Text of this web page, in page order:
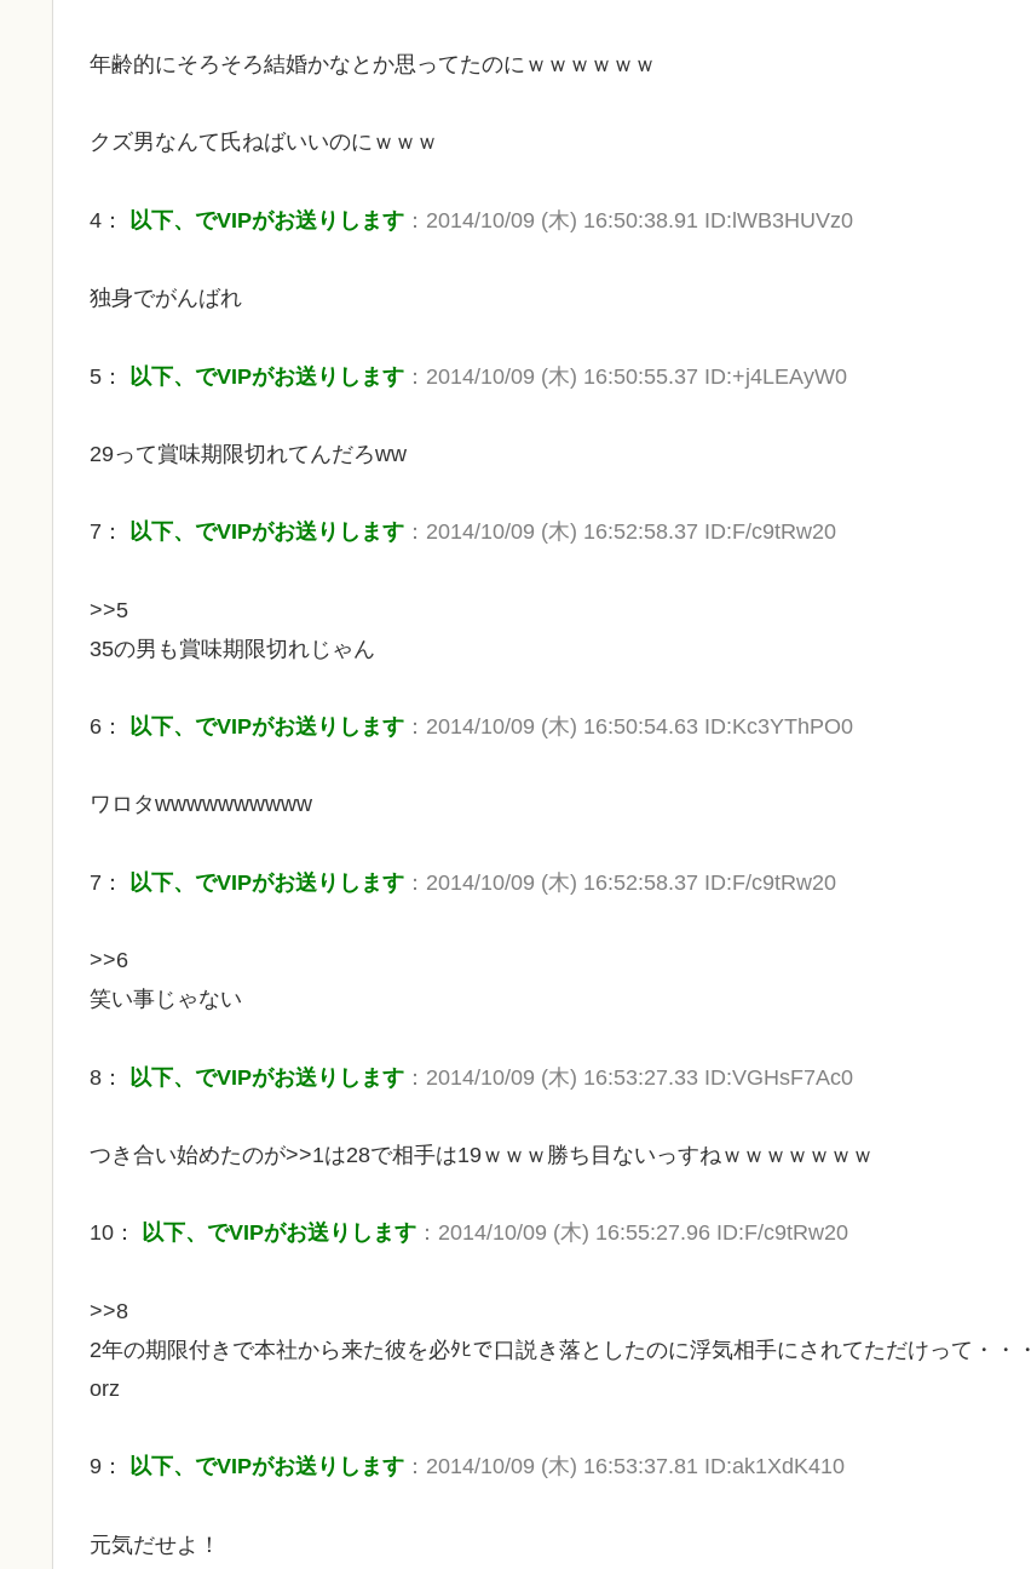
年齢的にそろそろ結婚かなとか思ってたのにｗｗｗｗｗｗ
クズ男なんて氏ねばいいのにｗｗｗ
4： 以下、でVIPがお送りします ：2014/10/09 (木) 16:50:38.91 ID:lWB3HUVz0
独身でがんばれ
5： 以下、でVIPがお送りします ：2014/10/09 (木) 16:50:55.37 ID:+j4LEAyW0
29って賞味期限切れてんだろww
7： 以下、でVIPがお送りします ：2014/10/09 (木) 16:52:58.37 ID:F/c9tRw20
>>5
35の男も賞味期限切れじゃん
6： 以下、でVIPがお送りします ：2014/10/09 (木) 16:50:54.63 ID:Kc3YThPO0
ワロタwwwwwwwwww
7： 以下、でVIPがお送りします ：2014/10/09 (木) 16:52:58.37 ID:F/c9tRw20
>>6
笑い事じゃない
8： 以下、でVIPがお送りします ：2014/10/09 (木) 16:53:27.33 ID:VGHsF7Ac0
つき合い始めたのが>>1は28で相手は19ｗｗｗ勝ち目ないっすねｗｗｗｗｗｗｗ
10： 以下、でVIPがお送りします ：2014/10/09 (木) 16:55:27.96 ID:F/c9tRw20
>>8
2年の期限付きで本社から来た彼を必ﾀﾋで口説き落としたのに浮気相手にされてただけって・・・
orz
9： 以下、でVIPがお送りします ：2014/10/09 (木) 16:53:37.81 ID:ak1XdK410
元気だせよ！